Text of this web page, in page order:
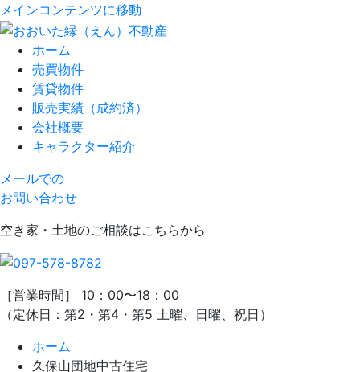
メインコンテンツに移動
ホーム
売買物件
賃貸物件
販売実績（成約済）
会社概要
キャラクター紹介
メールでの
お問い合わせ
空き家・土地のご相談はこちらから
［営業時間］ 10：00〜18：00
（定休日：第2・第4・第5 土曜、日曜、祝日）
ホーム
久保山団地中古住宅